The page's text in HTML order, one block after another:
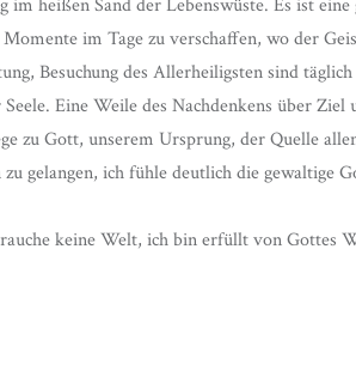
im heißen Sand der Lebenswüste. Es ist
im Tage zu verschaffen, wo der
Besuchung des Allerheiligsten sind
Eine Weile des Nachdenkens über Ziel
zu Gott, unserem Ursprung, der Quelle
gelangen, ich fühle deutlich die gewaltige
keine Welt, ich bin erfüllt von Gottes